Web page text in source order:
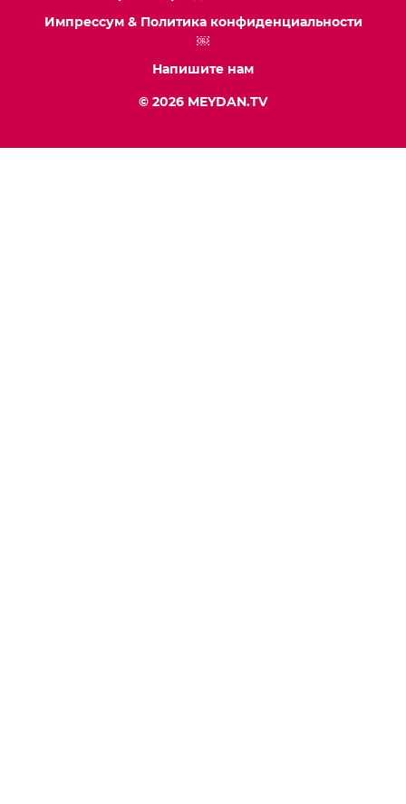
Импрессум & Политика конфиденциальности
￼
Напишите нам
© 2026 MEYDAN.TV